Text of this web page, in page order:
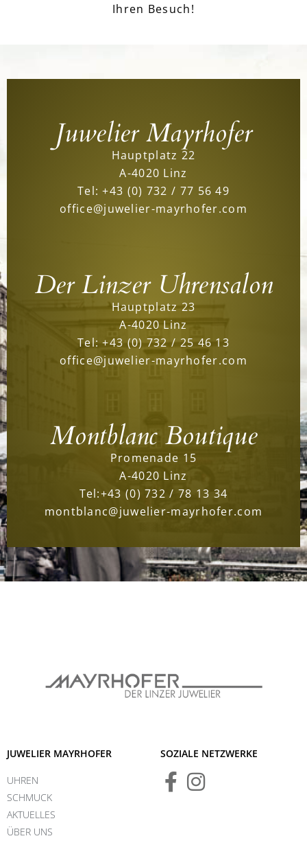
Ihren Besuch!
Juwelier Mayrhofer
Hauptplatz 22
A-4020 Linz
Tel:+43 (0) 732 / 77 56 49
office@juwelier-mayrhofer.com
Der Linzer Uhrensalon
Hauptplatz 23
A-4020 Linz
Tel:+43 (0) 732 / 25 46 13
office@juwelier-mayrhofer.com
Montblanc Boutique
Promenade 15
A-4020 Linz
Tel:+43 (0) 732 / 78 13 34
montblanc@juwelier-mayrhofer.com
JUWELIER MAYRHOFER
UHREN
SCHMUCK
AKTUELLES
ÜBER UNS
SOZIALE NETZWERKE